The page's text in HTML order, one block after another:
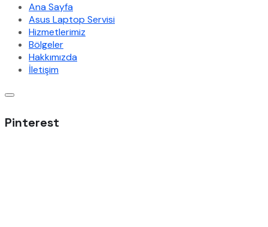
Ana Sayfa
Asus Laptop Servisi
Hizmetlerimiz
Bölgeler
Hakkımızda
İletişim
Pinterest